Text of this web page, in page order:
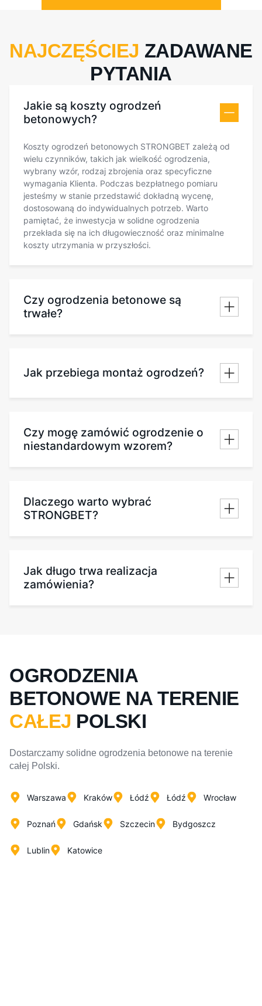
NAJCZĘŚCIEJ ZADAWANE
PYTANIA
Jakie są koszty ogrodzeń
betonowych?
Koszty ogrodzeń betonowych STRONGBET zależą od
wielu czynników, takich jak wielkość ogrodzenia,
wybrany wzór, rodzaj zbrojenia oraz specyficzne
wymagania Klienta. Podczas bezpłatnego pomiaru
jesteśmy w stanie przedstawić dokładną wycenę,
dostosowaną do indywidualnych potrzeb. Warto
pamiętać, że inwestycja w solidne ogrodzenia
przekłada się na ich długowieczność oraz minimalne
koszty utrzymania w przyszłości.
Czy ogrodzenia betonowe są
trwałe?
Jak przebiega montaż ogrodzeń?
Czy mogę zamówić ogrodzenie o
niestandardowym wzorem?
Dlaczego warto wybrać
STRONGBET?
Jak długo trwa realizacja
zamówienia?
OGRODZENIA
BETONOWE NA TERENIE
CAŁEJ POLSKI
Dostarczamy solidne ogrodzenia betonowe na terenie
całej Polski.
Warszawa Kraków Łódź Łódź Wrocław
Poznań Gdańsk Szczecin Bydgoszcz
Lublin Katowice